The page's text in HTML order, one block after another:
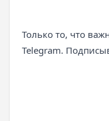
Только то, что
Telegram.